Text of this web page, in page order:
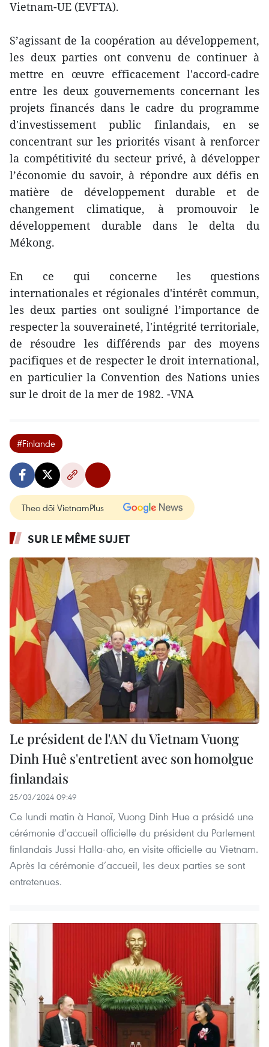
Vietnam-UE (EVFTA).
S’agissant de la coopération au développement,
les deux parties ont convenu de continuer à
mettre en œuvre efficacement l'accord-cadre
entre les deux gouvernements concernant les
projets financés dans le cadre du programme
d'investissement public finlandais, en se
concentrant sur les priorités visant à renforcer
la compétitivité du secteur privé, à développer
l’économie du savoir, à répondre aux défis en
matière de développement durable et de
changement climatique, à promouvoir le
développement durable dans le delta du
Mékong.
En ce qui concerne les questions
internationales et régionales d'intérêt commun,
les deux parties ont souligné l’importance de
respecter la souveraineté, l'intégrité territoriale,
de résoudre les différends par des moyens
pacifiques et de respecter le droit international,
en particulier la Convention des Nations unies
sur le droit de la mer de 1982. -VNA
#Finlande
Theo dõi VietnamPlus
SUR LE MÊME SUJET
Le président de l'AN du Vietnam Vuong
Dinh Huê s'entretient avec son homolgue
finlandais
25/03/2024 09:49
Ce lundi matin à Hanoï, Vuong Dinh Hue a présidé une
cérémonie d’accueil officielle du président du Parlement
finlandais Jussi Halla-aho, en visite officielle au Vietnam.
Après la cérémonie d’accueil, les deux parties se sont
entretenues.